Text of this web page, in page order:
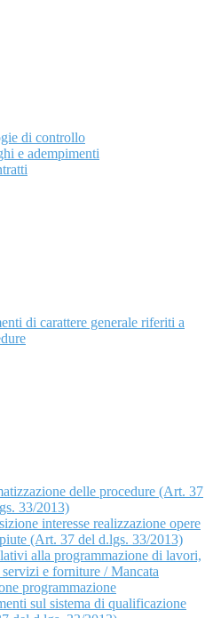
di controllo
e adempimenti
di carattere generale riferiti a
delle procedure (Art. 37
33/2013)
interesse realizzazione opere
(Art. 37 del d.lgs. 33/2013)
alla programmazione di lavori,
servizi e forniture / Mancata
programmazione
sul sistema di qualificazione